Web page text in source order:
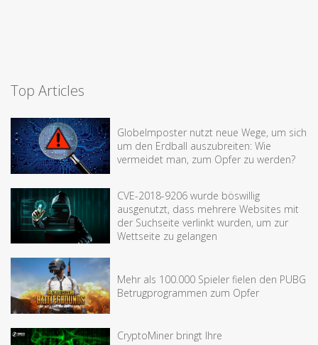
Top Articles
Globelmposter nutzt neue Wege, um sich
um den Erdball auszubreiten: Wie
vermeidet man, zum Opfer zu werden?
CVE-2018-9206 wurde böswillig
ausgenutzt, dass mehrere Websites mit
der Suchseite verlinkt wurden, um zur
Wettseite zu gelangen
Mehr als 100.000 Spieler fielen den PUBG
Betrugprogrammen zum Opfer
CryptoMiner bringt Ihre